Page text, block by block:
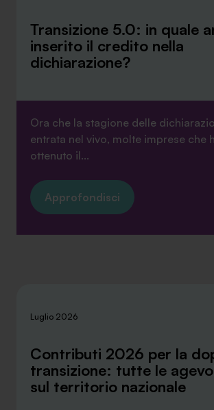
Transizione 5.0: in quale
inserito il credito nella
dichiarazione?
Ora che la stagione delle
entrata nel vivo, molte imprese che
ottenuto il...
Approfondisci
Luglio 2026
Contributi 2026 per la
transizione: tutte le
sul territorio nazionale